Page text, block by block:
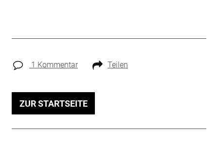
1 Kommentar Teilen
ZUR STARTSEITE